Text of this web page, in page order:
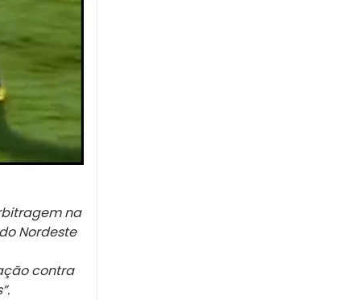
na
Nordeste
contra